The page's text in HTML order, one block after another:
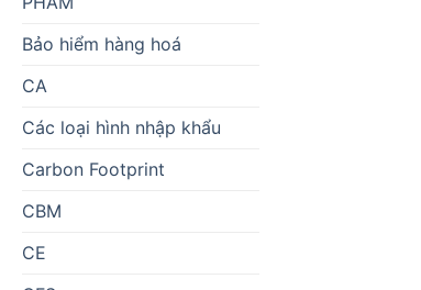
Bảo hiểm hàng hoá
CA
Các loại hình nhập khẩu
Carbon Footprint
CBM
CE